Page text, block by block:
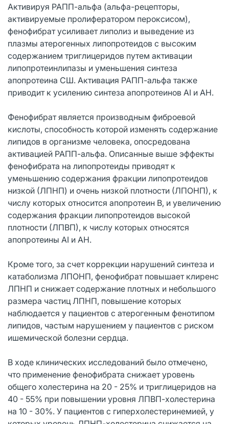
Активируя РАПП-альфа (альфа-рецепторы,
активируемые пролифератором пероксисом),
фенофибрат усиливает липолиз и выведение из
плазмы атерогенных липопротеидов с высоким
содержанием триглицеридов путем активации
липопротеинлипазы и уменьшения синтеза
апопротеина СШ. Активация РАПП-альфа также
приводит к усилению синтеза апопротеинов AI и АН.
Фенофибрат является производным фиброевой
кислоты, способность которой изменять содержание
липидов в организме человека, опосредована
активацией РАПП-альфа. Описанные выше эффекты
фенофибрата на липопротеиды приводят к
уменьшению содержания фракции липопротеидов
низкой (ЛПНП) и очень низкой плотности (ЛПОНП), к
числу которых относится апопротеин В, и увеличению
содержания фракции липопротеидов высокой
плотности (ЛПВП), к числу которых относятся
апопротеины AI и АН.
Кроме того, за счет коррекции нарушений синтеза и
катаболизма ЛПОНП, фенофибрат повышает клиренс
ЛПНП и снижает содержание плотных и небольшого
размера частиц ЛПНП, повышение которых
наблюдается у пациентов с атерогенным фенотипом
липидов, частым нарушением у пациентов с риском
ишемической болезни сердца.
В ходе клинических исследований было отмечено,
что применение фенофибрата снижает уровень
общего холестерина на 20 - 25% и триглицеридов на
40 - 55% при повышении уровня ЛПВП-холестерина
на 10 - 30%. У пациентов с гиперхолестеринемией, у